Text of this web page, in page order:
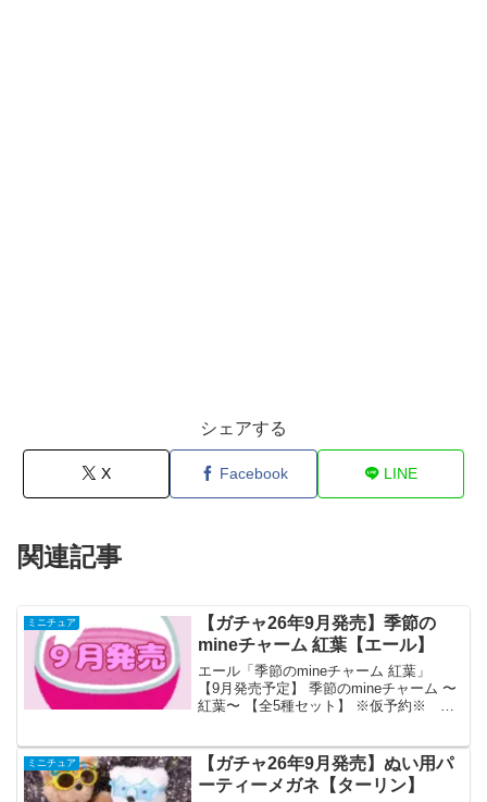
シェアする
X Facebook LINE
関連記事
ミニチュア
【ガチャ26年9月発売】季節の
mineチャーム 紅葉【エール】
エール「季節のmineチャーム 紅葉」
【9月発売予定】 季節のmineチャーム 〜
紅葉〜 【全5種セット】 ※仮予約※
日光に当てると色が変わる！ 商品
名 ...
ミニチュア
【ガチャ26年9月発売】ぬい用パ
ーティーメガネ【ターリン】